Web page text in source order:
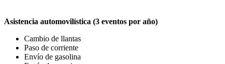
Asistencia automovilística (3 eventos por año)
Cambio de llantas
Paso de corriente
Envío de gasolina